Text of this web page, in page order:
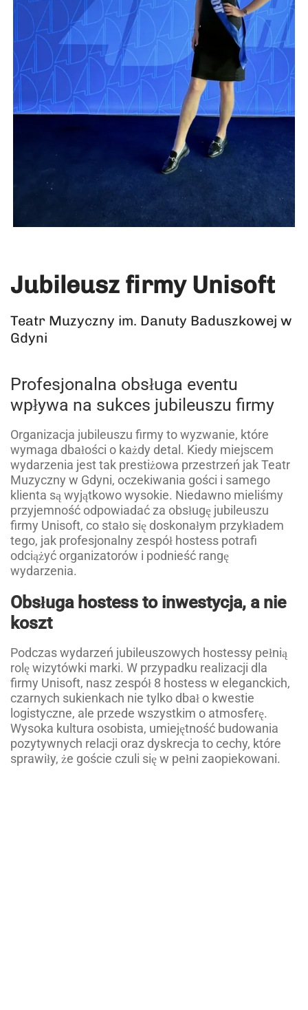
Jubileusz firmy Unisoft
Teatr Muzyczny im. Danuty Baduszkowej w
Gdyni
Profesjonalna obsługa eventu
wpływa na sukces jubileuszu firmy
Organizacja jubileuszu firmy to wyzwanie, które
wymaga dbałości o każdy detal. Kiedy miejscem
wydarzenia jest tak prestiżowa przestrzeń jak Teatr
Muzyczny w Gdyni, oczekiwania gości i samego
klienta są wyjątkowo wysokie. Niedawno mieliśmy
przyjemność odpowiadać za obsługę jubileuszu
firmy Unisoft, co stało się doskonałym przykładem
tego, jak profesjonalny zespół hostess potrafi
odciążyć organizatorów i podnieść rangę
wydarzenia.
Obsługa hostess to inwestycja, a nie
koszt
Podczas wydarzeń jubileuszowych hostessy pełnią
rolę wizytówki marki. W przypadku realizacji dla
firmy Unisoft, nasz zespół 8 hostess w eleganckich,
czarnych sukienkach nie tylko dbał o kwestie
logistyczne, ale przede wszystkim o atmosferę.
Wysoka kultura osobista, umiejętność budowania
pozytywnych relacji oraz dyskrecja to cechy, które
sprawiły, że goście czuli się w pełni zaopiekowani.